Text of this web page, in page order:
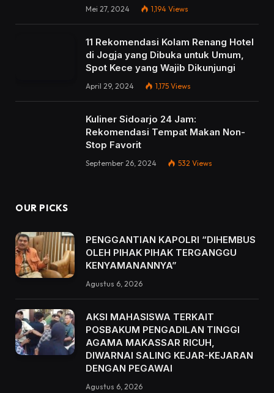
Mei 27, 2024 1,194 Views
11 Rekomendasi Kolam Renang Hotel
di Jogja yang Dibuka untuk Umum,
Spot Kece yang Wajib Dikunjungi
April 29, 2024 1,175 Views
Kuliner Sidoarjo 24 Jam:
Rekomendasi Tempat Makan Non-
Stop Favorit
September 26, 2024 532 Views
OUR PICKS
PENGGANTIAN KAPOLRI “DIHEMBUS
OLEH PIHAK PIHAK TERGANGGU
KENYAMANANNYA”
Agustus 6, 2026
AKSI MAHASISWA TERKAIT
POSBAKUM PENGADILAN TINGGI
AGAMA MAKASSAR RICUH,
DIWARNAI SALING KEJAR-KEJARAN
DENGAN PEGAWAI
Agustus 6, 2026